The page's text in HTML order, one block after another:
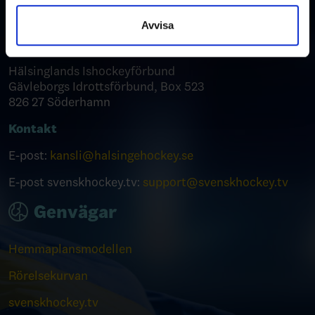
samlat in när du har använt deras tjänster.
Avvisa
Kontakta oss
Postadress
Hälsinglands Ishockeyförbund
Gävleborgs Idrottsförbund, Box 523
826 27 Söderhamn
Kontakt
E-post: kansli@halsingehockey.se
E-post svenskhockey.tv: support@svenskhockey.tv
Genvägar
Hemmaplansmodellen
Rörelsekurvan
svenskhockey.tv